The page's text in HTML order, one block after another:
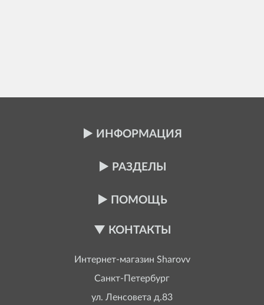
ИНФОРМАЦИЯ
РАЗДЕЛЫ
ПОМОЩЬ
КОНТАКТЫ
Интернет-магазин Sharovv
Санкт-Петербург
ул. Ленсовета д.83